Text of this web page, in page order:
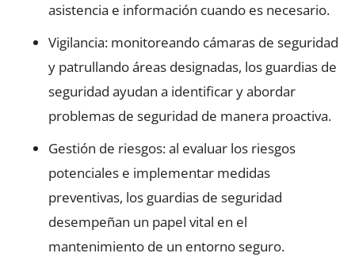
asistencia e información cuando es necesario.
Vigilancia: monitoreando cámaras de seguridad
y patrullando áreas designadas, los guardias de
seguridad ayudan a identificar y abordar
problemas de seguridad de manera proactiva.
Gestión de riesgos: al evaluar los riesgos
potenciales e implementar medidas
preventivas, los guardias de seguridad
desempeñan un papel vital en el
mantenimiento de un entorno seguro.